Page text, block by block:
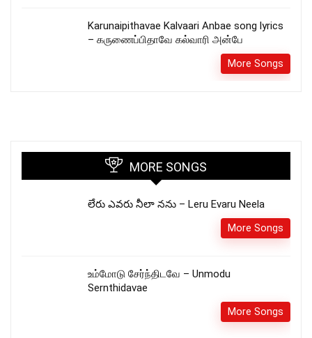
Karunaipithavae Kalvaari Anbae song lyrics
– கருணைப்பிதாவே கல்வாரி அன்பே
More Songs
MORE SONGS
లేరు ఎవరు నీలా నను – Leru Evaru Neela
More Songs
உம்மோடு சேர்ந்திடவே – Unmodu
Sernthidavae
More Songs